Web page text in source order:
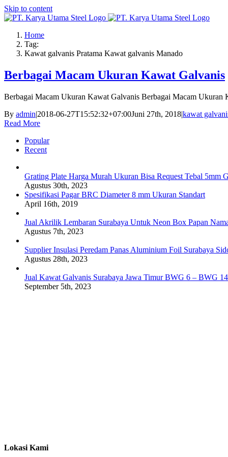
Skip to content
Home
Tag:
Kawat galvanis Pratama Kawat galvanis Manado
Berbagai Macam Ukuran Kawat Galvanis
Berbagai Macam Ukuran Kawat Galvanis Berbagai Macam Ukuran
By admin|2018-06-27T15:52:32+07:00Juni 27th, 2018|kawat
Read More
Popular
Recent
Grating Plate Harga Murah Ukuran Bisa Request Tebal 5mm
Agustus 30th, 2023
Spesifikasi Pagar BRC Diameter 8 mm Ukuran Standart
April 16th, 2019
Jual Akrilik Lembaran Surabaya Untuk Neon Box Papan
Agustus 7th, 2023
Supplier Insulasi Peredam Panas Aluminium Foil Surabaya
Agustus 28th, 2023
Jual Kawat Galvanis Surabaya Jawa Timur BWG 6 – BWG
September 5th, 2023
Lokasi Kami